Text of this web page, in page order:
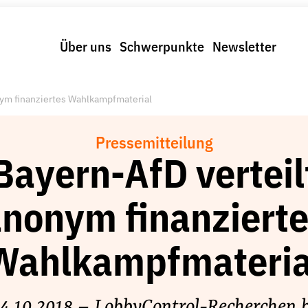
Über uns Schwerpunkte Newsletter
finanziertes Wahlkampfmaterial
Pressemitteilung
AfD